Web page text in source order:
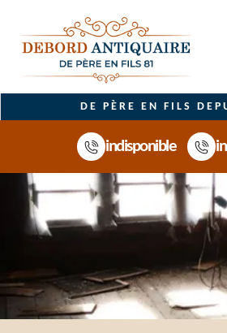
DE PÈRE EN FILS
indisponible